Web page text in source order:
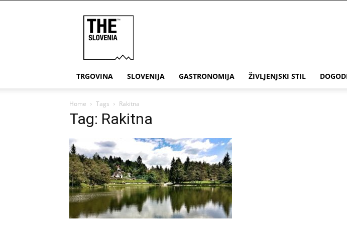
TRGOVINA SLOVENIJA GASTRONOMIJA ŽIVLJENJSKI STIL
Home Tags Rakitna
Tag: Rakitna